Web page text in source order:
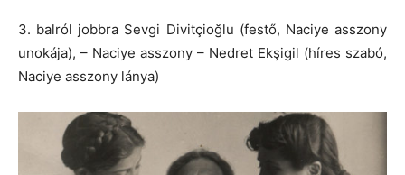
3. balról jobbra Sevgi Divitçioğlu (festő, Naciye asszony
unokája), – Naciye asszony – Nedret Ekşigil (híres szabó,
Naciye asszony lánya)